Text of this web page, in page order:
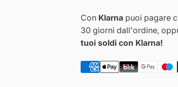
Con Klarnapuoi pagare
30 giorni dall'ordine,
tuoi soldi con Klarna!